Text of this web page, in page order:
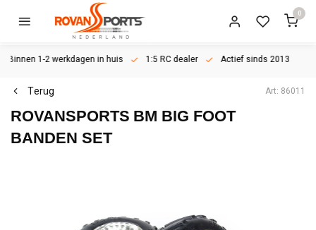
0
Binnen 1-2 werkdagen in huis 1:5 RC dealer Actief sinds 2013
Terug Art: 86011
ROVANSPORTS BM BIG FOOT
BANDEN SET